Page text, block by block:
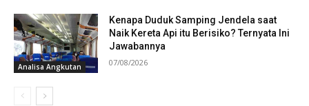
Analisa Angkutan
Kenapa Duduk Samping Jendela saat
Naik Kereta Api itu Berisiko? Ternyata Ini
Jawabannya
07/08/2026